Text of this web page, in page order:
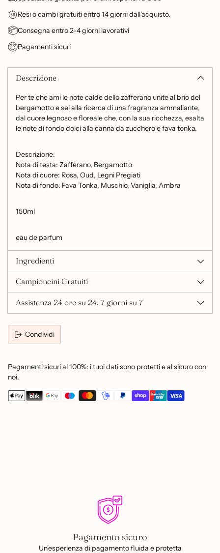
Resi o cambi gratuiti entro 14 giorni dall'acquisto.
Consegna entro 2-4 giorni lavorativi
Pagamenti sicuri
Descrizione
Per te che ami le note calde dello zafferano unite al brio del
bergamotto e sei alla ricerca di una fragranza ammaliante,
dal cuore legnoso e floreale che, con la sua ricchezza, esalta
le note di fondo dolci alla canna da zucchero e fava tonka.
Descrizione:
Nota di testa: Zafferano, Bergamotto
Nota di cuore: Rosa, Oud, Legni Pregiati
Nota di fondo: Fava Tonka, Muschio, Vaniglia, Ambra
150ml
eau de parfum
Ingredienti
Campioncini Gratuiti
Assistenza 24 ore su 24, 7 giorni su 7
Condividi
Pagamenti sicuri al 100%: i tuoi dati sono protetti e al sicuro con
noi.
Pagamento sicuro
Un'esperienza di pagamento fluida e protetta